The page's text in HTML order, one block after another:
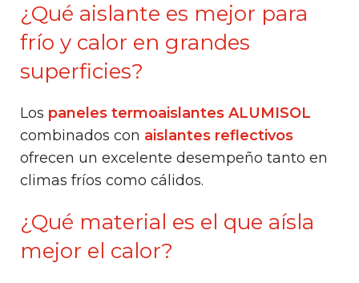
¿Qué aislante es mejor para
frío y calor en grandes
superficies?
Los paneles termoaislantes ALUMISOL
combinados con aislantes reflectivos
ofrecen un excelente desempeño tanto en
climas fríos como cálidos.
¿Qué material es el que aísla
mejor el calor?